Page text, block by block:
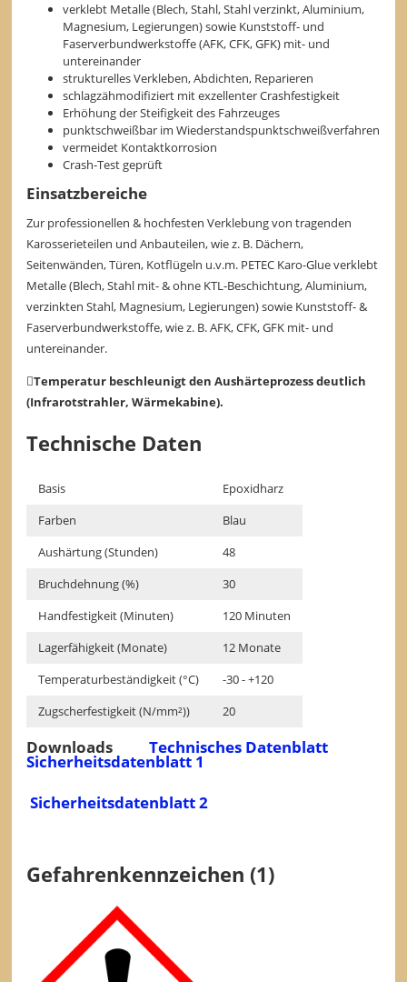
verklebt Metalle (Blech, Stahl, Stahl verzinkt, Aluminium,
Magnesium, Legierungen) sowie Kunststoff- und
Faserverbundwerkstoffe (AFK, CFK, GFK) mit- und
untereinander
strukturelles Verkleben, Abdichten, Reparieren
schlagzähmodifiziert mit exzellenter Crashfestigkeit
Erhöhung der Steifigkeit des Fahrzeuges
punktschweißbar im Wiederstandspunktschweißverfahren
vermeidet Kontaktkorrosion
Crash-Test geprüft
Einsatzbereiche
Zur professionellen & hochfesten Verklebung von tragenden
Karosserieteilen und Anbauteilen, wie z. B. Dächern,
Seitenwänden, Türen, Kotflügeln u.v.m. PETEC Karo-Glue verklebt
Metalle (Blech, Stahl mit- & ohne KTL-Beschichtung, Aluminium,
verzinkten Stahl, Magnesium, Legierungen) sowie Kunststoff- &
Faserverbundwerkstoffe, wie z. B. AFK, CFK, GFK mit- und
untereinander.
Temperatur beschleunigt den Aushärteprozess deutlich
(Infrarotstrahler, Wärmekabine).
Technische Daten
Basis
Epoxidharz
Farben
Blau
Aushärtung (Stunden)
48
Bruchdehnung (%)
30
Handfestigkeit (Minuten)
120 Minuten
Lagerfähigkeit (Monate)
12 Monate
Temperaturbeständigkeit (°C)
-30 - +120
Zugscherfestigkeit (N/mm²))
20
DownloadsTechnisches Datenblatt
Sicherheitsdatenblatt 1
Sicherheitsdatenblatt 2
Gefahrenkennzeichen (1)